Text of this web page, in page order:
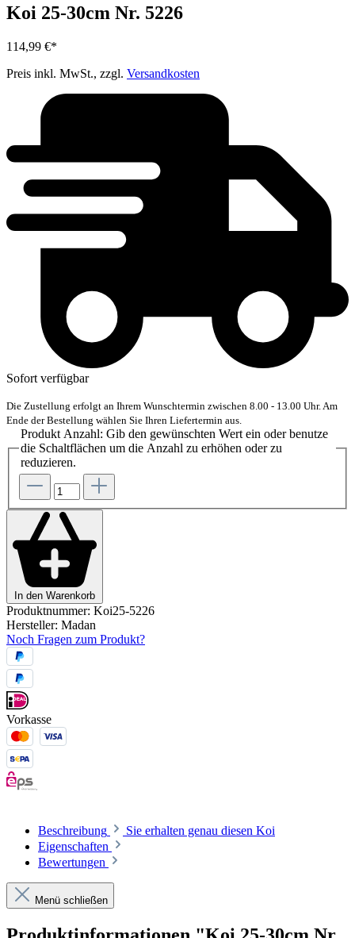
Koi 25-30cm Nr. 5226
114,99 €*
Preis inkl. MwSt., zzgl. Versandkosten
Sofort verfügbar
Die Zustellung erfolgt an Ihrem Wunschtermin zwischen 8.00 - 13.00 Uhr. Am
Ende der Bestellung wählen Sie Ihren Liefertermin aus.
Produkt Anzahl: Gib den gewünschten Wert ein oder benutze
die Schaltflächen um die Anzahl zu erhöhen oder zu
reduzieren.
In den Warenkorb
Produktnummer: Koi25-5226
Hersteller: Madan
Noch Fragen zum Produkt?
Vorkasse
Beschreibung
Sie erhalten genau diesen Koi
Eigenschaften
Bewertungen
Menü schließen